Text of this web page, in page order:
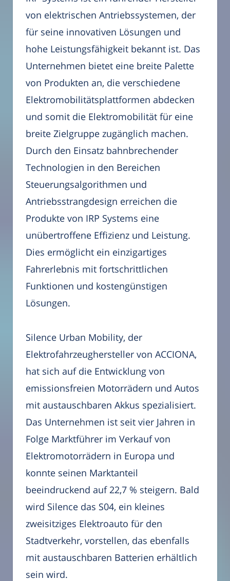
von elektrischen Antriebssystemen, der
für seine innovativen Lösungen und
hohe Leistungsfähigkeit bekannt ist. Das
Unternehmen bietet eine breite Palette
von Produkten an, die verschiedene
Elektromobilitätsplattformen abdecken
und somit die Elektromobilität für eine
breite Zielgruppe zugänglich machen.
Durch den Einsatz bahnbrechender
Technologien in den Bereichen
Steuerungsalgorithmen und
Antriebsstrangdesign erreichen die
Produkte von IRP Systems eine
unübertroffene Effizienz und Leistung.
Dies ermöglicht ein einzigartiges
Fahrerlebnis mit fortschrittlichen
Funktionen und kostengünstigen
Lösungen.
Silence Urban Mobility, der
Elektrofahrzeughersteller von ACCIONA,
hat sich auf die Entwicklung von
emissionsfreien Motorrädern und Autos
mit austauschbaren Akkus spezialisiert.
Das Unternehmen ist seit vier Jahren in
Folge Marktführer im Verkauf von
Elektromotorrädern in Europa und
konnte seinen Marktanteil
beeindruckend auf 22,7 % steigern. Bald
wird Silence das S04, ein kleines
zweisitziges Elektroauto für den
Stadtverkehr, vorstellen, das ebenfalls
mit austauschbaren Batterien erhältlich
sein wird.